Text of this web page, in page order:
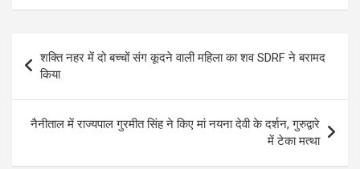
navigation
शक्ति नहर में दो बच्चों संग कूदने वाली महिला का शव SDRF ने बरामद
किया
नैनीताल में राज्यपाल गुरमीत सिंह ने किए मां नयना देवी के दर्शन, गुरुद्वारे
में टेका मत्था